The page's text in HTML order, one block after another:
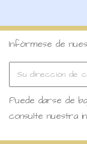
Infórmese de
Puede darse de
consulte nuestra